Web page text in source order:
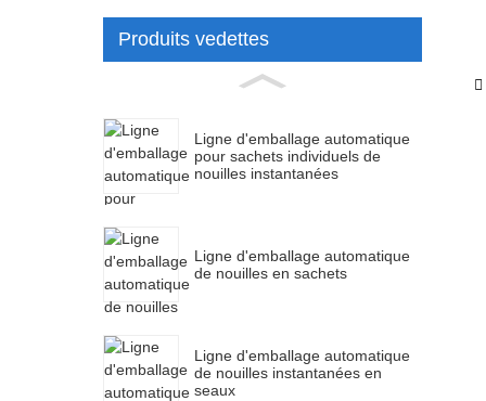
Produits vedettes
Ligne d'emballage automatique
pour sachets individuels de
nouilles instantanées
Ligne d'emballage automatique
de nouilles en sachets
Ligne d'emballage automatique
de nouilles instantanées en
seaux